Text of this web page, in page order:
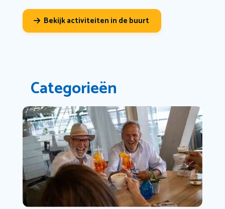
Bekijk activiteiten in de buurt
Categorieën